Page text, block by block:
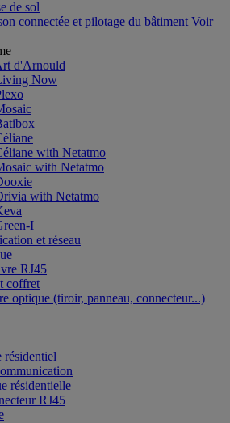
de sol
connectée et pilotage du bâtiment Voir
d'Arnould
Now
with Netatmo
with Netatmo
with Netatmo
I
et réseau
RJ45
coffret
optique (tiroir, panneau, connecteur...)
résidentiel
résidentielle
RJ45